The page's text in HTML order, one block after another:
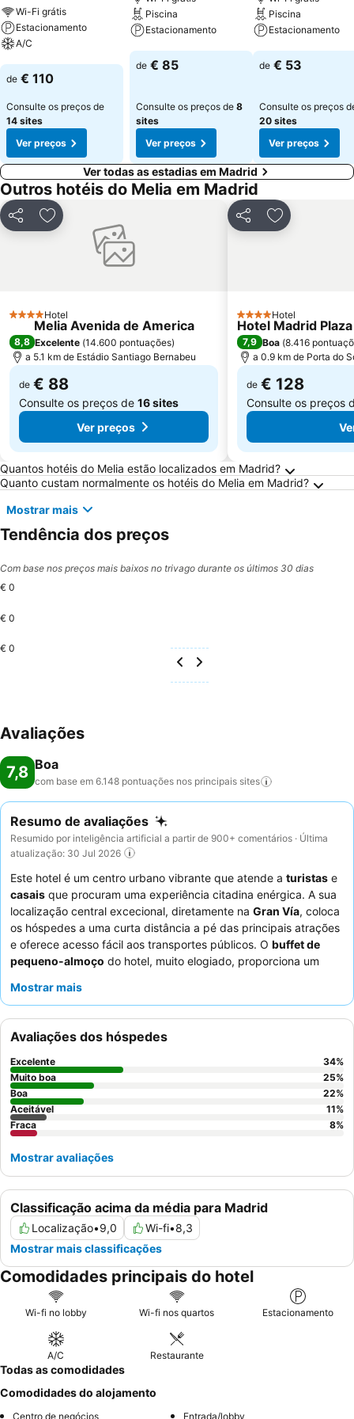
Wi-Fi grátis
Estacionamento
A/C
Ver preços
de € 110
Consulte os preços de
14 sites
Ver preços
Piscina
Estacionamento
Ver preços
de € 85
Consulte os preços de 8
sites
Ver preços
Piscina
Estacionamento
Ver preços
de € 53
Consulte os preços
20 sites
Ver preços
Ver todas as estadias em Madrid
Outros hotéis do Melia em Madrid
PartilharAdicionar aos favoritos
4 Estrelas
Hotel
Melia Avenida de America
8,8 Excelente (14.600 pontuações)
a 5.1 km de Estádio Santiago Bernabeu
de € 88
Consulte os preços de 16 sites
Ver preços
PartilharAdicionar
4 Estrelas
Hotel
Hotel Madrid
7,9 Boa (8.416
a 0.9 km de Porta do
de € 128
Consulte os preços
Perguntas Frequentes sobre Madrid
Quantos hotéis do Melia estão localizados em Madrid?
Quanto custam normalmente os hotéis do Melia em Madrid?
Mostrar mais
Tendência dos preços
Com base nos preços mais baixos no trivago durante os últimos 30 dias
€ 0
€ 0
€ 0
Avaliações
7,8 Boa
com base em 6.148 pontuações nos principais sites
Resumo de avaliações
Resumido por inteligência artificial a partir de 900+ comentários · Última
atualização: 30 Jul 2026
Este hotel é um centro urbano vibrante que atende a turistas e
casais que procuram uma experiência citadina enérgica. A sua
localização central excecional, diretamente na Gran Vía, coloca
os hóspedes a uma curta distância a pé das principais atrações
e oferece acesso fácil aos transportes públicos. O buffet de
pequeno-almoço do hotel, muito elogiado, proporciona um
variedade de opções frescas e de qualidade. Os hóspedes
profissional
do pessoal, que é frequentemente descrito como
simpático e prestável. Para a melhor experiência, considere
solicitar um
para se imergir na vibrante
atmosfera da cidade.
Mostrar mais
Classificação acima da média para Madrid
Localização•9,0 Wi-fi•8,3
Mostrar mais classificações
Avaliações dos hóspedes
Excelente 34%
Muito boa
25%
Boa
22%
Aceitável
11%
Fraca
8%
Mostrar avaliações
Comodidades principais do hotel
Wi-fi no lobby Wi-fi nos quartos Estacionamento
A/C Restaurante
Todas as comodidades
Comodidades do alojamento
Centro de negócios Entrada/lobby